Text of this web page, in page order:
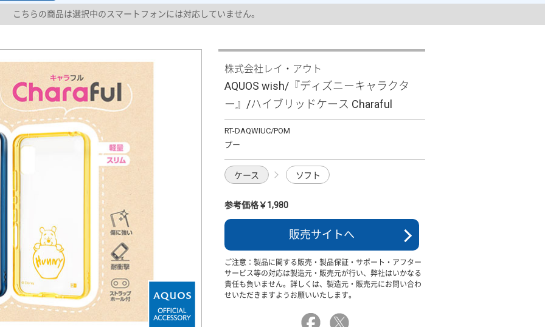
こちらの商品は選択中のスマートフォンには対応していません。
株式会社レイ・アウト
AQUOS wish/『ディズニーキャラクタ
ー』/ハイブリッドケース Charaful
RT-DAQWIUC/POM
プー
ケース ソフト
参考価格￥1,980
販売サイトへ
ご注意：製品に関する販売・製品保証・サポート・アフター
サービス等の対応は製造元・販売元が行い、弊社はいかなる
責任も負いません。詳しくは、製造元・販売元にお問い合わ
せいただきますようお願いいたします。